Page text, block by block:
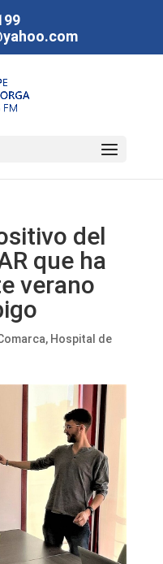
del
que ha
verano
, Hospital de